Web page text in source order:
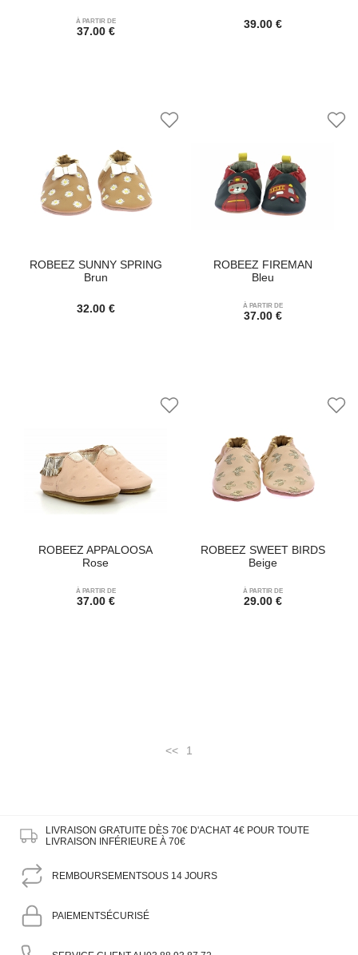
À PARTIR DE
37.00 €
39.00 €
ROBEEZ SUNNY SPRING
Brun
32.00 €
ROBEEZ FIREMAN
Bleu
À PARTIR DE
37.00 €
ROBEEZ APPALOOSA
Rose
À PARTIR DE
37.00 €
ROBEEZ SWEET BIRDS
Beige
À PARTIR DE
29.00 €
<< 1
LIVRAISON GRATUITE DÈS 70€ D'ACHAT 4€ POUR TOUTE
LIVRAISON INFÉRIEURE À 70€
REMBOURSEMENTSOUS 14 JOURS
PAIEMENTSÉCURISÉ